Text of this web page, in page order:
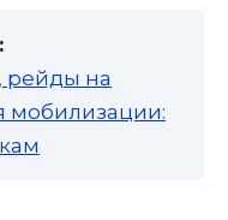
рейды на
мобилизации: